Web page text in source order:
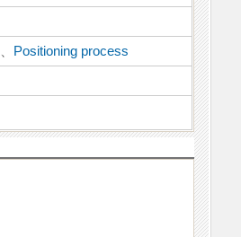
Positioning process